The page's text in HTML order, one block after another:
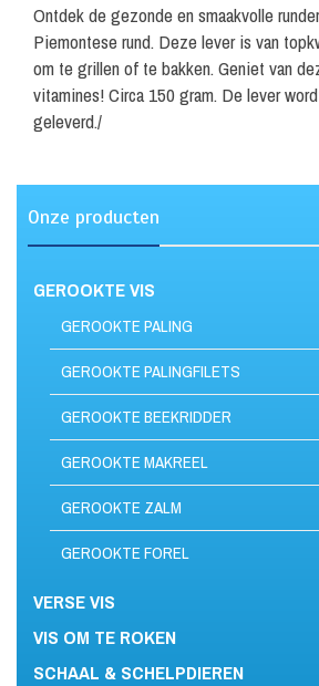
Ontdek de gezonde en smaakvolle
Piemontese rund. Deze lever is van
om te grillen of te bakken. Geniet van
vitamines! Circa 150 gram. De lever
geleverd./
Onze producten
GEROOKTE VIS
GEROOKTE PALING
GEROOKTE PALINGFILETS
GEROOKTE BEEKRIDDER
GEROOKTE MAKREEL
GEROOKTE ZALM
GEROOKTE FOREL
VERSE VIS
VIS OM TE ROKEN
SCHAAL & SCHELPDIEREN